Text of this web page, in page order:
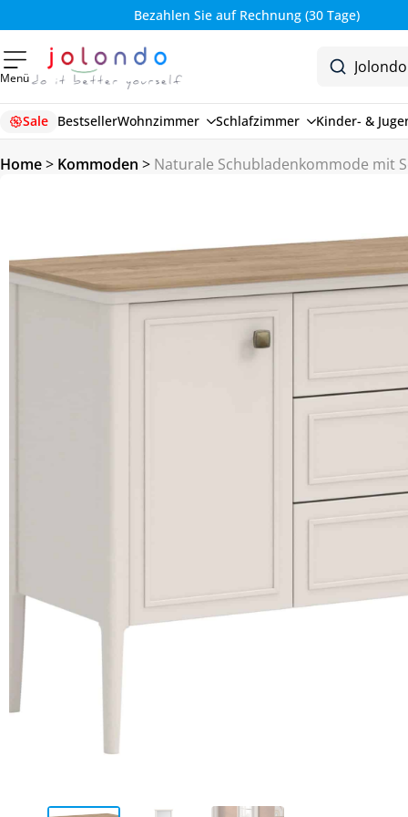
Bezahlen Sie auf Rechnung (30 Tage)
Menü
Sale BestsellerWohnzimmer Schlafzimmer Kinder- &
Home> Kommoden > Naturale Schubladenkommode mit